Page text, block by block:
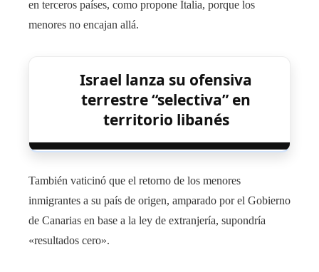
en terceros países, como propone Italia, porque los
menores no encajan allá.
Israel lanza su ofensiva
terrestre “selectiva” en
territorio libanés
También vaticinó que el retorno de los menores
inmigrantes a su país de origen, amparado por el Gobierno
de Canarias en base a la ley de extranjería, supondría
«resultados cero».